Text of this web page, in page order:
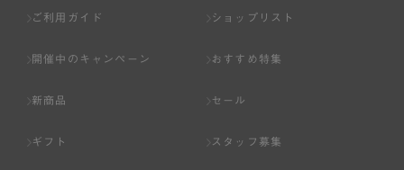
ご利用ガイド ショップリスト
開催中のキャンペーン おすすめ特集
新商品 セール
ギフト スタッフ募集